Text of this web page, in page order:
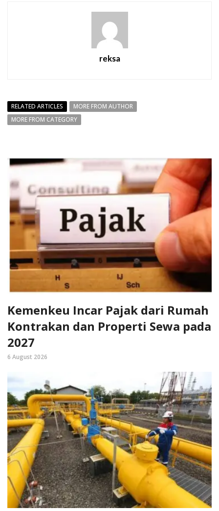
reksa
RELATED ARTICLES
MORE FROM AUTHOR
MORE FROM CATEGORY
Kemenkeu Incar Pajak dari Rumah
Kontrakan dan Properti Sewa pada
2027
6 August 2026